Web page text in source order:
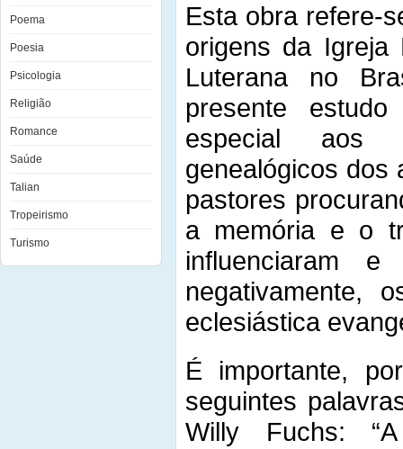
Poema
Poesia
Psicologia
Religião
Romance
Saúde
Talian
Tropeirismo
Turismo
Esta obra refere-
origens da Igreja
Luterana no
presente
especial aos
genealógicos dos
pastores
a memória e o
influenciaram
negativamente,
eclesiástica
É importante,
seguintes
Willy Fuchs: